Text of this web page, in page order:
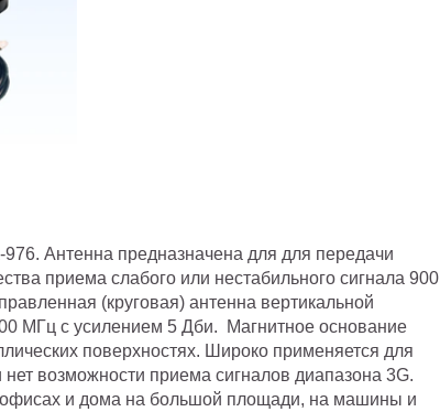
Антенна предназначена для для передачи
приема слабого или нестабильного сигнала 900
(круговая) антенна вертикальной
МГц с усилением 5 Дби. Магнитное основание
поверхностях. Широко применяется для
возможности приема сигналов диапазона 3G.
и дома на большой площади, на машины и